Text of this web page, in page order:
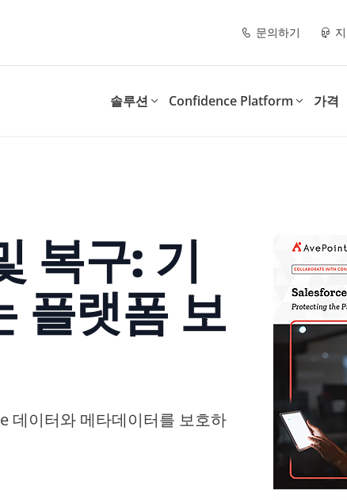
문의하기
솔루션
직원 참여도 및 도입 촉진
리스크 및 복원력
정보 수명주기 관리
SaaS 관리 및 운영
데이터 보안 태세 관리
Confidence Platform
Suite)
Insights for Microsoft 365
Microsoft 365 사용자, 데이터, 보안 인사이
트
Policies for Microsoft 365
Teams, Exchange, SharePoint, 및
Cloud Governance
Microsoft 클라우드 라이선스에 대한 향상
가격
부가가치 리셀러(VARS)
시스템 통합업체
유통업체
파
학
AI 워크숍: Microsoft
AI 성공을 위한 10가지 정보 관리
복구: 기
플랫폼 보
데이터와 메타데이터를 보호하